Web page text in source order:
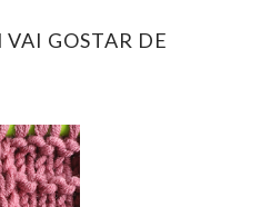
GOSTAR DE